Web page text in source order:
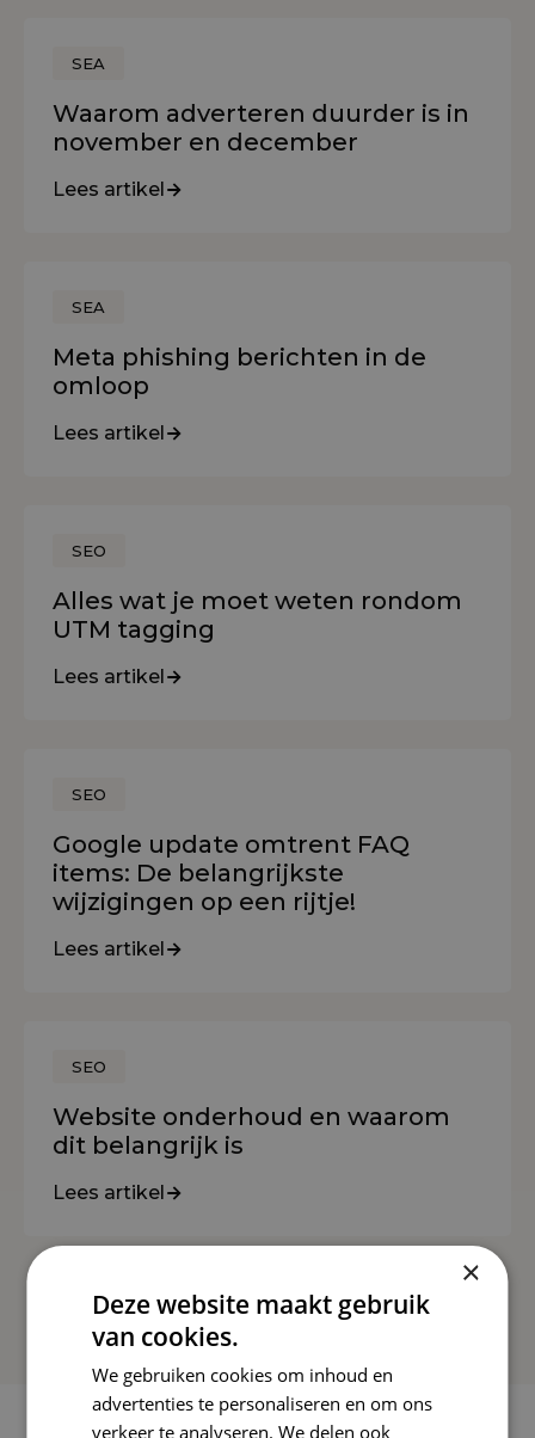
SEA
Waarom adverteren duurder is in
november en december
Lees artikel
SEA
Meta phishing berichten in de
omloop
Lees artikel
SEO
Alles wat je moet weten rondom
UTM tagging
Lees artikel
SEO
Google update omtrent FAQ
items: De belangrijkste
wijzigingen op een rijtje!
Lees artikel
SEO
Website onderhoud en waarom
dit belangrijk is
Lees artikel
1 2 3 4 5 6 7
×
Deze website maakt gebruik
van cookies.
We gebruiken cookies om inhoud en
advertenties te personaliseren en om ons
verkeer te analyseren. We delen ook